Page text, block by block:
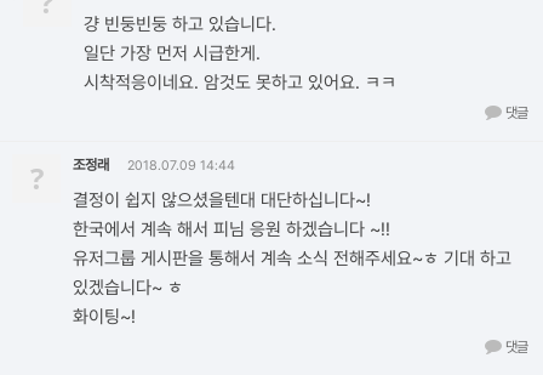
걍 빈둥빈둥 하고 있습니다.
일단 가장 먼저 시급한게.
시착적응이네요. 암것도 못하고 있어요. ㅋㅋ
댓글
? 조정래 2018.07.09 14:44
결정이 쉽지 않으셨을텐대 대단하십니다~!
한국에서 계속 해서 피님 응원 하겠습니다 ~!!
유저그룹 게시판을 통해서 계속 소식 전해주세요~ㅎ 기대 하고
있겠습니다~ ㅎ
화이팅~!
댓글